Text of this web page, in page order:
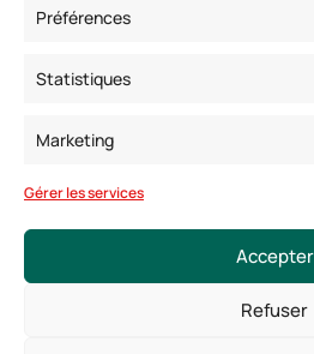
Préférences
Statistiques
Marketing
Gérer les services
Accepter
Refuser
© Copyright 2025. Tous droits
Conditions
Politique de confidentialité